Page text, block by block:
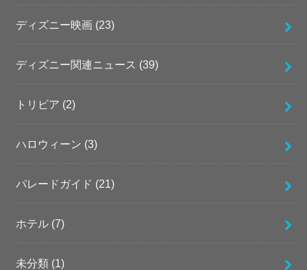
ディズニー映画 (23)
ディズニー関連ニュース (39)
トリビア (2)
ハロウィーン (3)
パレードガイド (21)
ホテル (7)
未分類 (1)